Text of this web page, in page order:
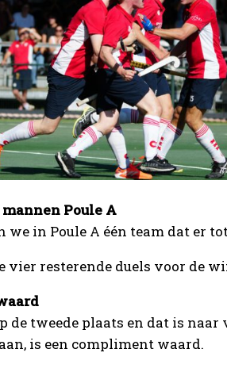
Poule A
we in Poule A één team dat er
vier resterende duels voor de
de tweede plaats en dat is
is een compliment waard.